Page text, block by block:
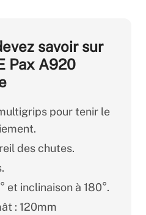
savoir sur
Pax A920
pour tenir le
des chutes.
et inclinaison à 180°.
: 120mm